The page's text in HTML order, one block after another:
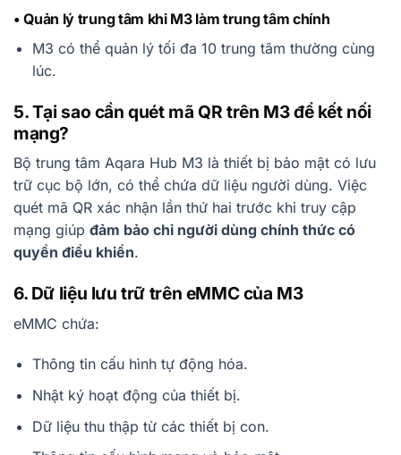
• Quản lý trung tâm khi M3 làm trung tâm chính
M3 có thể quản lý tối đa 10 trung tâm thường cùng
lúc.
5. Tại sao cần quét mã QR trên M3 để kết nối
mạng?
Bộ trung tâm Aqara Hub M3 là thiết bị bảo mật có lưu
trữ cục bộ lớn, có thể chứa dữ liệu người dùng. Việc
quét mã QR xác nhận lần thứ hai trước khi truy cập
mạng giúp đảm bảo chỉ người dùng chính thức có
quyền điều khiển.
6. Dữ liệu lưu trữ trên eMMC của M3
eMMC chứa:
Thông tin cấu hình tự động hóa.
Nhật ký hoạt động của thiết bị.
Dữ liệu thu thập từ các thiết bị con.